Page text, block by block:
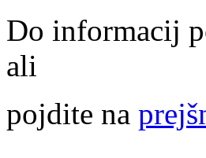
Do informacij
ali
pojdite na